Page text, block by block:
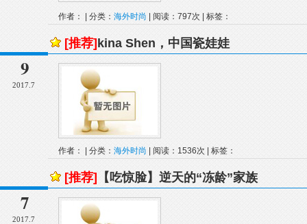
作者： | 分类： 海外时尚 | 阅读：797次 | 标签：
9
2017.7
[推荐] kina Shen，中国瓷娃娃
作者： | 分类： 海外时尚 | 阅读：1536次 | 标签：
7
2017.7
[推荐] 【吃惊脸】逆天的“冻龄”家族